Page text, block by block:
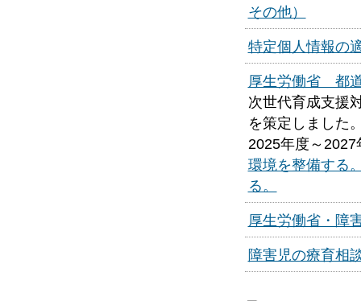
その他）
特定個人情報の
厚生労働省 都
次世代育成支援
を策定しました
2025年度～
環境を整備する
る。
厚生労働省・障
障害児の療育相